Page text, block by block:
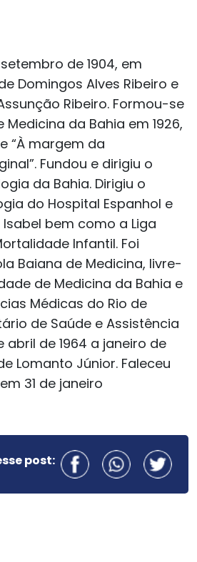
de 1904, em
Domingos Alves Ribeiro e
Ribeiro. Formou-se
da Bahia em 1926,
“À margem da
Fundou e dirigiu o
da Bahia. Dirigiu o
do Hospital Espanhol e
bem como a Liga
Infantil. Foi
Baiana de Medicina, livre-
de Medicina da Bahia e
Médicas do Rio de
de Saúde e Assistência
abril de 1964 a janeiro de
Lomanto Júnior. Faleceu
31 de janeiro
post: